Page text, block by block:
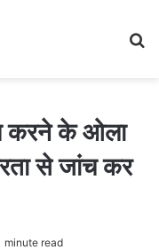
करने के ओला
से जांच कर
minute read